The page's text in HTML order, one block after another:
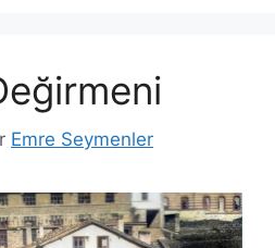
Emre Seymenler